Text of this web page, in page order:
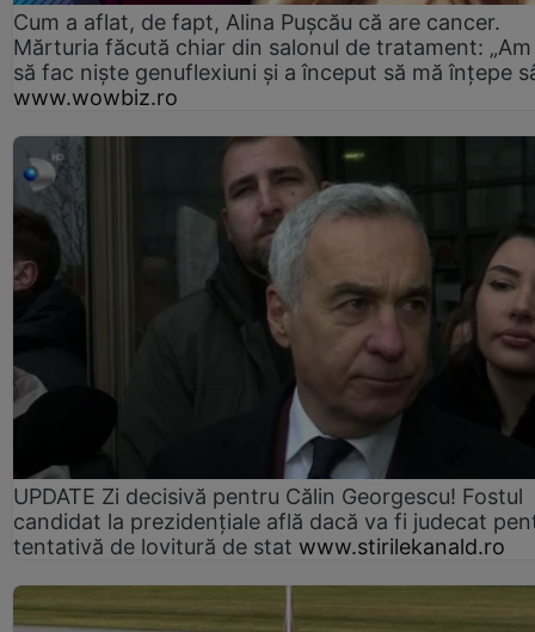
Cum a aflat, de fapt, Alina Pușcău că are cancer.
Mărturia făcută chiar din salonul de tratament:
să fac niște genuflexiuni și a început să mă înțepe
www.wowbiz.ro
UPDATE Zi decisivă pentru Călin Georgescu! Fostul
candidat la prezidențiale află dacă va fi judecat
tentativă de lovitură de stat www.stirilekanald.ro